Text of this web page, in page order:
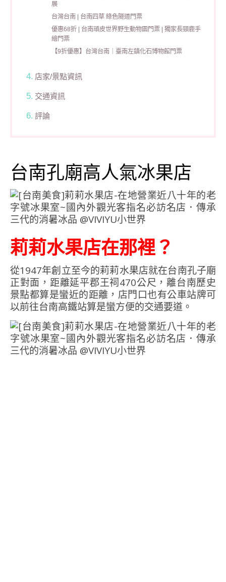
展
台灣台南 | 台南四草 綠色隧道門票
優惠68折 | 台南頑皮世界野生動物園門票 | 獨家長頸鹿手
繪門票
【9折優惠】台灣台南｜臺南左鎮化石博物館門票
店家/景點資訊
交通資訊
評論
台南孔廟高人氣冰果店
莉莉水果店在那裡？
從1947年創立至今的莉莉水果店就在台南孔子廟
正對面，距離延平郡王祠470公尺，離台南歷史
景點都算是蠻近的距離，店門口也有公車站牌可
以前往台南高鐵站算是蠻方便的交通要道。